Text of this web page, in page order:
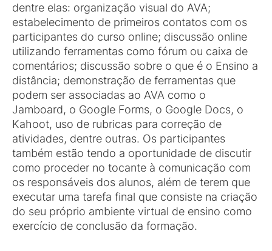
dentre elas: organização visual do AVA;
estabelecimento de primeiros contatos com os
participantes do curso online; discussão online
utilizando ferramentas como fórum ou caixa de
comentários; discussão sobre o que é o Ensino a
distância; demonstração de ferramentas que
podem ser associadas ao AVA como o
Jamboard, o Google Forms, o Google Docs, o
Kahoot, uso de rubricas para correção de
atividades, dentre outras. Os participantes
também estão tendo a oportunidade de discutir
como proceder no tocante à comunicação com
os responsáveis dos alunos, além de terem que
executar uma tarefa final que consiste na criação
do seu próprio ambiente virtual de ensino como
exercício de conclusão da formação.